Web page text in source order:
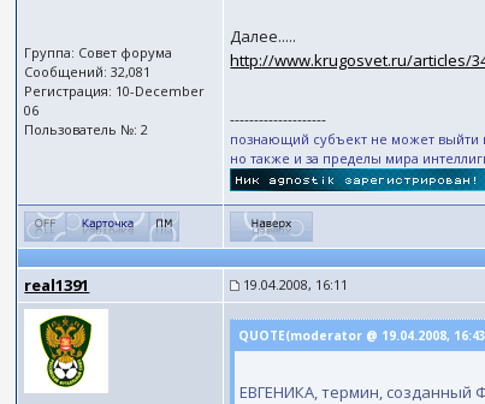
Группа: Совет форума
Сообщений: 32,081
Регистрация: 10-December
06
Пользователь №: 2
Далее.....
http://www.krugosvet.ru/articles/
--------------------
познающий субъект не может выйти
но также и за пределы мира
real1391 19.04.2008, 16:11
QUOTE(moderator @ 19.04.2008,
ЕВГЕНИКА, термин, созданный